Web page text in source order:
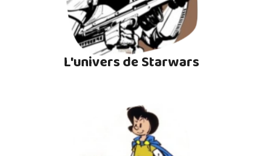
L'univers de Starwars